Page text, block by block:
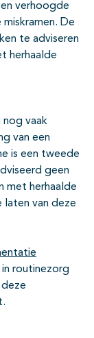
verhoogde
De
te adviseren
herhaalde
nog vaak
van een
is een tweede
geen
met herhaalde
laten van deze
routinezorg